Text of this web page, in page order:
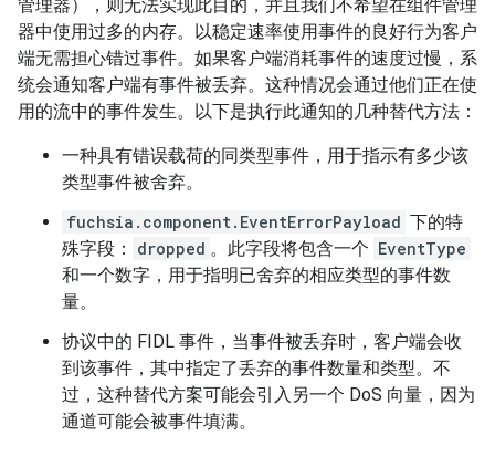
管理器），则无法实现此目的，并且我们不希望在组件管理
器中使用过多的内存。以稳定速率使用事件的良好行为客户
端无需担心错过事件。如果客户端消耗事件的速度过慢，系
统会通知客户端有事件被丢弃。这种情况会通过他们正在使
用的流中的事件发生。以下是执行此通知的几种替代方法：
一种具有错误载荷的同类型事件，用于指示有多少该
类型事件被舍弃。
fuchsia.component.EventErrorPayload 下的特
殊字段：
dropped 。此字段将包含一个 EventType
和一个数字，用于指明已舍弃的相应类型的事件数
量。
协议中的 FIDL 事件，当事件被丢弃时，客户端会收
到该事件，其中指定了丢弃的事件数量和类型。不
过，这种替代方案可能会引入另一个 DoS 向量，因为
通道可能会被事件填满。